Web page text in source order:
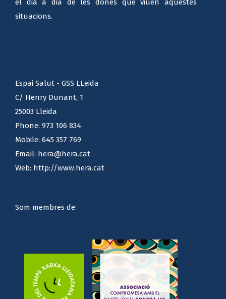
el dia a dia de les dones que viuen aquestes
situacions.
Espai Salut - GSS LLeida
C/ Henry Dunant, 1
25003 Lleida
Phone: 973 106 834
Mobile: 645 357 769
Email: hera@hera.cat
Web: http://www.hera.cat
Som membres de: